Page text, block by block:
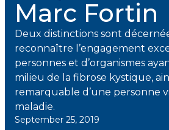
Marc Fortin
Deux distinctions sont
reconnaître l’engagement
personnes et d’organismes
milieu de la fibrose kystique,
remarquable d’une personne
maladie.
September 25, 2019
infolettre
pour
à
l'affût
des
nouveautés.
Prénom